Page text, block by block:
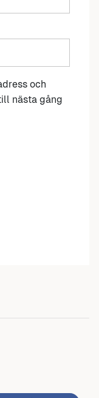
och
nästa gång